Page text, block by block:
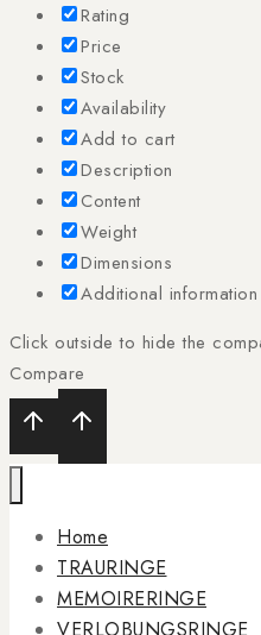
Rating
Price
Stock
Availability
Add to cart
Description
Content
Weight
Dimensions
Additional information
Click outside to hide the
Compare
Home
TRAURINGE
MEMOIRERINGE